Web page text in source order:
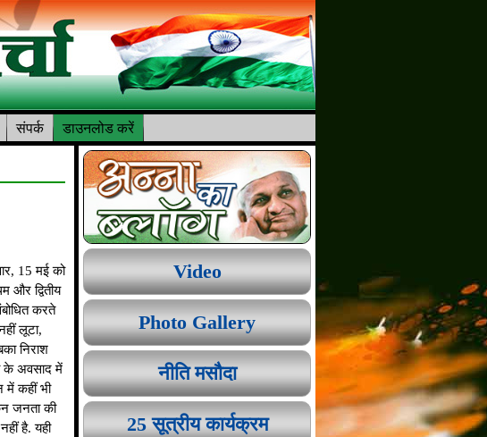
संपर्क डाउनलोड करें
15 मई को
और द्वितीय
करते
लूटा,
निराश
के अवसाद में
में कहीं भी
जनता की
है. यही
Video
Photo Gallery
नीति मसौदा
25 सूत्रीय कार्यक्रम